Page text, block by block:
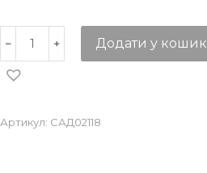
Додати у кошик
Артикул: САД02118